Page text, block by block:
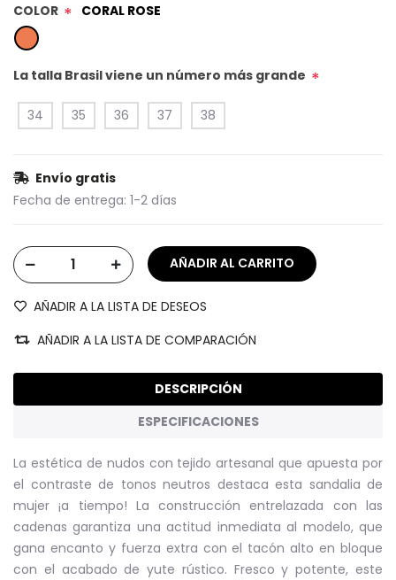
COLOR * CORAL ROSE
La talla Brasil viene un número más grande *
34 35 36 37 38
Envío gratis
Fecha de entrega: 1-2 días
AÑADIR A LA LISTA DE DESEOS
AÑADIR A LA LISTA DE COMPARACIÓN
DESCRIPCIÓN
ESPECIFICACIONES
La estética de nudos con tejido artesanal que apuesta por
el contraste de tonos neutros destaca esta sandalia de
mujer ¡a tiempo! La construcción entrelazada con las
cadenas garantiza una actitud inmediata al modelo, que
gana encanto y fuerza extra con el tacón alto en bloque
con el acabado de yute rústico. Fresco y potente, este